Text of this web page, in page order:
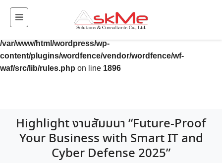
Deprecated
: preg_replace(): Passing null to parameter #3
($subject) of type array|string is deprecated in
/var/www/html/wordpress/wp-
content/plugins/wordfence/vendor/wordfence/wf-
waf/src/lib/rules.php on line 1896
Highlight งานสัมมนา “Future-Proof
Your Business with Smart IT and
Cyber Defense 2025”